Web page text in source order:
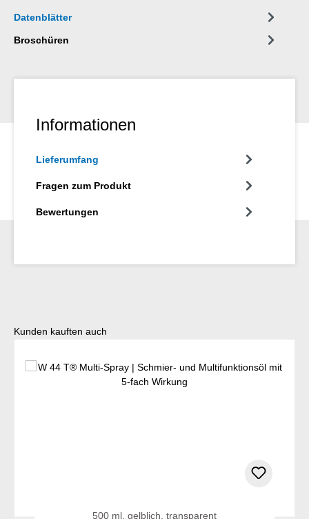
Datenblätter
Broschüren
Informationen
Lieferumfang
Fragen zum Produkt
Bewertungen
Produktgalerie überspringen
Kunden kauften auch
500 ml, gelblich, transparent